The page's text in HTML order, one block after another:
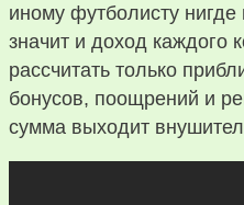
иному футболисту нигде
значит и доход каждого
рассчитать только
бонусов, поощрений и
сумма выходит